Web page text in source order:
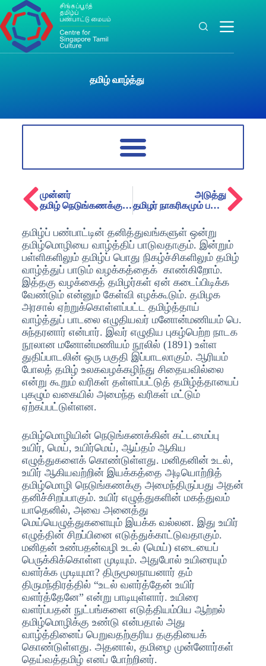
தமிழ் வாழ்த்து
முன்னர்
தமிழ் நெடுங்கணக்கு உணர்த்தும் பண்பாட்டுச் செய்திகள்
அடுத்து
தமிழர் நாகரிகமும் பண்பாடும்
தமிழ்ப் பண்பாட்டின் தனித்துவங்களுள் ஒன்று
தமிழ்மொழியை வாழ்த்திப் பாடுவதாகும். இன்றும்
பள்ளிகளிலும் தமிழ்ப் பொது நிகழ்ச்சிகளிலும் தமிழ்
வாழ்த்துப் பாடும் வழக்கத்தைக் காண்கிறோம்.
இத்தகு வழக்கைத் தமிழர்கள் ஏன் கடைப்பிடிக்க
வேண்டும் என்னும் கேள்வி எழக்கூடும். தமிழக
அரசால் ஏற்றுக்கொள்ளப்பட்ட தமிழ்த்தாய்
வாழ்த்துப் பாடலை எழுதியவர் மனோன்மணியம் பெ.
சுந்தரனார் என்பார். இவர் எழுதிய புகழ்பெற்ற நாடக
நூலான மனோன்மணியம் நூலில் (1891) உள்ள
துதிப்பாடலின் ஒரு பகுதி இப்பாடலாகும். ஆரியம்
போலத் தமிழ் உலகவழக்கழிந்து சிதையவில்லை
என்று கூறும் வரிகள் தள்ளப்பட்டுத் தமிழ்த்தாயைப்
புகழும் வகையில் அமைந்த வரிகள் மட்டும்
ஏற்கப்பட்டுள்ளன.
தமிழ்மொழியின் நெடுங்கணக்கின் கட்டமைப்பு
உயிர், மெய், உயிர்மெய், ஆய்தம் ஆகிய
எழுத்துகளைக் கொண்டுள்ளது. மனிதனின் உடல்,
உயிர் ஆகியவற்றின் இயக்கத்தை அடியொற்றித்
தமிழ்மொழி நெடுங்கணக்கு அமைந்திருப்பது அதன்
தனிச்சிறப்பாகும். உயிர் எழுத்துகளின் மகத்துவம்
யாதெனில், அவை அனைத்து
மெய்யெழுத்துகளையும் இயக்க வல்லன. இது உயிர்
எழுத்தின் சிறப்பினை எடுத்துக்காட்டுவதாகும்.
மனிதன் உண்பதன்வழி உடல் (மெய்) எடையைப்
பெருக்கிக்கொள்ள முடியும். அதுபோல் உயிரையும்
வளர்க்க முடியுமா? திருமூலநாயனார் தம்
திருமந்திரத்தில் “உடல் வளர்த்தேன் உயிர்
வளர்த்தேனே” என்று பாடியுள்ளார். உயிரை
வளர்ப்பதன் நுட்பங்களை எடுத்தியம்பிய ஆற்றல்
தமிழ்மொழிக்கு உண்டு என்பதால் அது
வாழ்த்தினைப் பெறுவதற்குரிய தகுதியைக்
கொண்டுள்ளது. அதனால், தமிழை முன்னோர்கள்
தெய்வத்தமிழ் எனப் போற்றினர்.